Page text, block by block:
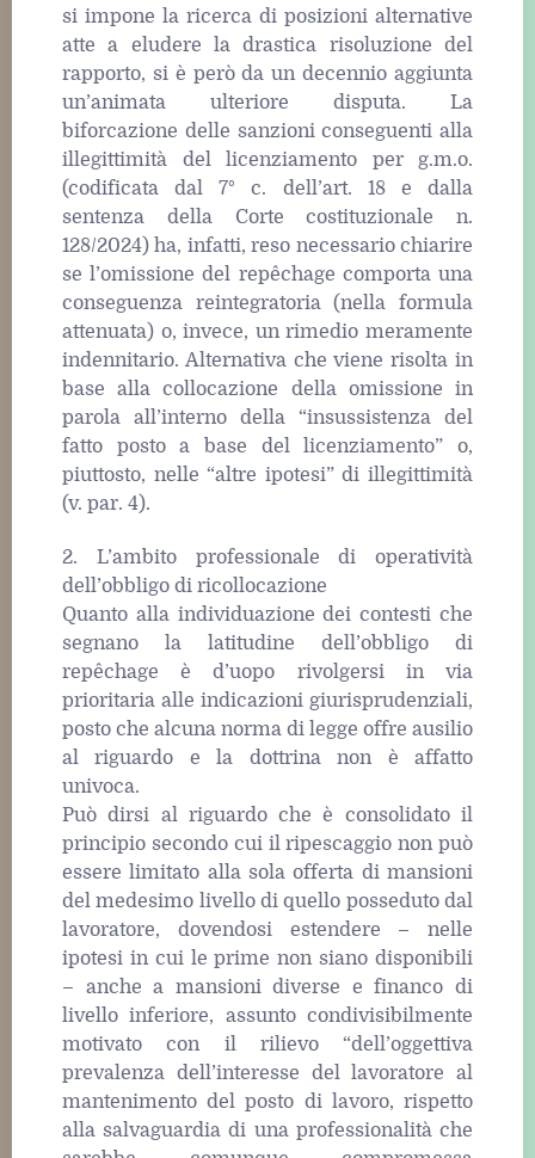
si impone la ricerca di posizioni alternative
atte a eludere la drastica risoluzione del
rapporto, si è però da un decennio aggiunta
un’animata ulteriore disputa. La
biforcazione delle sanzioni conseguenti alla
illegittimità del licenziamento per g.m.o.
(codificata dal 7° c. dell’art. 18 e dalla
sentenza della Corte costituzionale n.
128/2024) ha, infatti, reso necessario chiarire
se l’omissione del repêchage comporta una
conseguenza reintegratoria (nella formula
attenuata) o, invece, un rimedio meramente
indennitario. Alternativa che viene risolta in
base alla collocazione della omissione in
parola all’interno della “insussistenza del
fatto posto a base del licenziamento” o,
piuttosto, nelle “altre ipotesi” di illegittimità
(v. par. 4).
2. L’ambito professionale di operatività
dell’obbligo di ricollocazione
Quanto alla individuazione dei contesti che
segnano la latitudine dell’obbligo di
repêchage è d’uopo rivolgersi in via
prioritaria alle indicazioni giurisprudenziali,
posto che alcuna norma di legge offre ausilio
al riguardo e la dottrina non è affatto
univoca.
Può dirsi al riguardo che è consolidato il
principio secondo cui il ripescaggio non può
essere limitato alla sola offerta di mansioni
del medesimo livello di quello posseduto dal
lavoratore, dovendosi estendere – nelle
ipotesi in cui le prime non siano disponibili
– anche a mansioni diverse e financo di
livello inferiore, assunto condivisibilmente
motivato con il rilievo “dell’oggettiva
prevalenza dell’interesse del lavoratore al
mantenimento del posto di lavoro, rispetto
alla salvaguardia di una professionalità che